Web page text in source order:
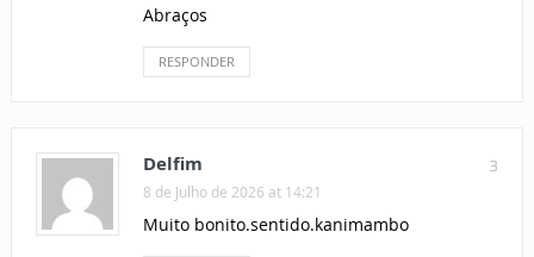
Abraços
RESPONDER
3
Delfim
8 de Julho de 2026 at 14:21
Muito bonito.sentido.kanimambo